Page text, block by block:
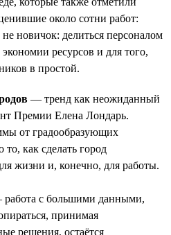
около сотни работ:
новичок: делиться персоналом
ресурсов и для того,
в простой.
— тренд как неожиданный
Премии Елена Лондарь.
от градообразующих
как сделать город
жизни и, конечно, для работы.
с большими данными,
принимая
решения, остаётся